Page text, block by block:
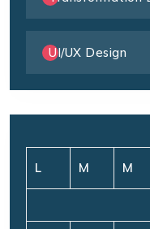
UI/UX Design
L M M